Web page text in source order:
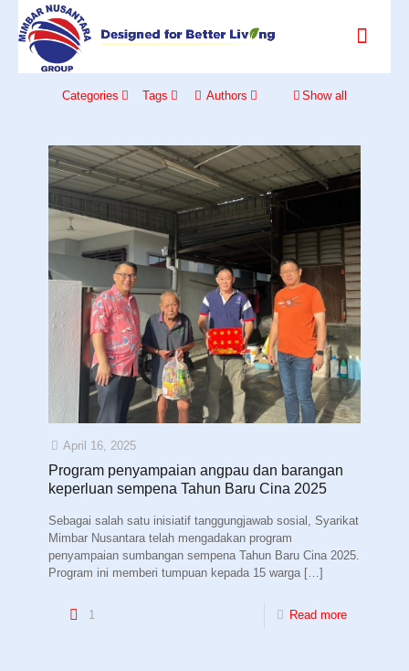
Categories Tags Authors Show all
April 16, 2025
Program penyampaian angpau dan barangan
keperluan sempena Tahun Baru Cina 2025
Sebagai salah satu inisiatif tanggungjawab sosial, Syarikat
Mimbar Nusantara telah mengadakan program
penyampaian sumbangan sempena Tahun Baru Cina 2025.
Program ini memberi tumpuan kepada 15 warga[…]
1 Read more